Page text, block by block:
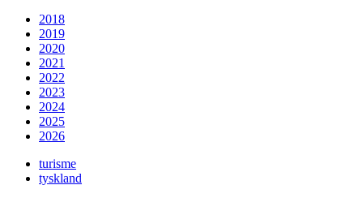
2018
2019
2020
2021
2022
2023
2024
2025
2026
turisme
tyskland